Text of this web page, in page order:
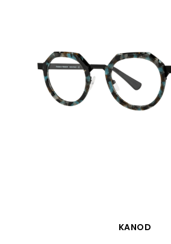
SCHNELLANSICHT
KANOD